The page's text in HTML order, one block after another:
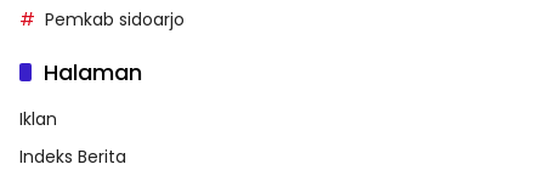
Pemkab sidoarjo
Halaman
Iklan
Indeks Berita